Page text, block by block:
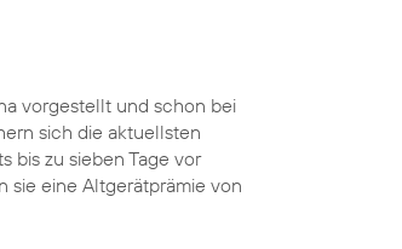
vorgestellt und schon bei
sich die aktuellsten
bis zu sieben Tage vor
sie eine Altgerätprämie von